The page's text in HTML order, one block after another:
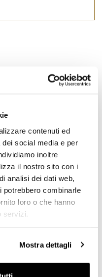
contenuti ed
social media e per
inoltre
il nostro sito con i
analisi dei dati web,
potrebbero combinarle
loro o che hanno
Mostra dettagli